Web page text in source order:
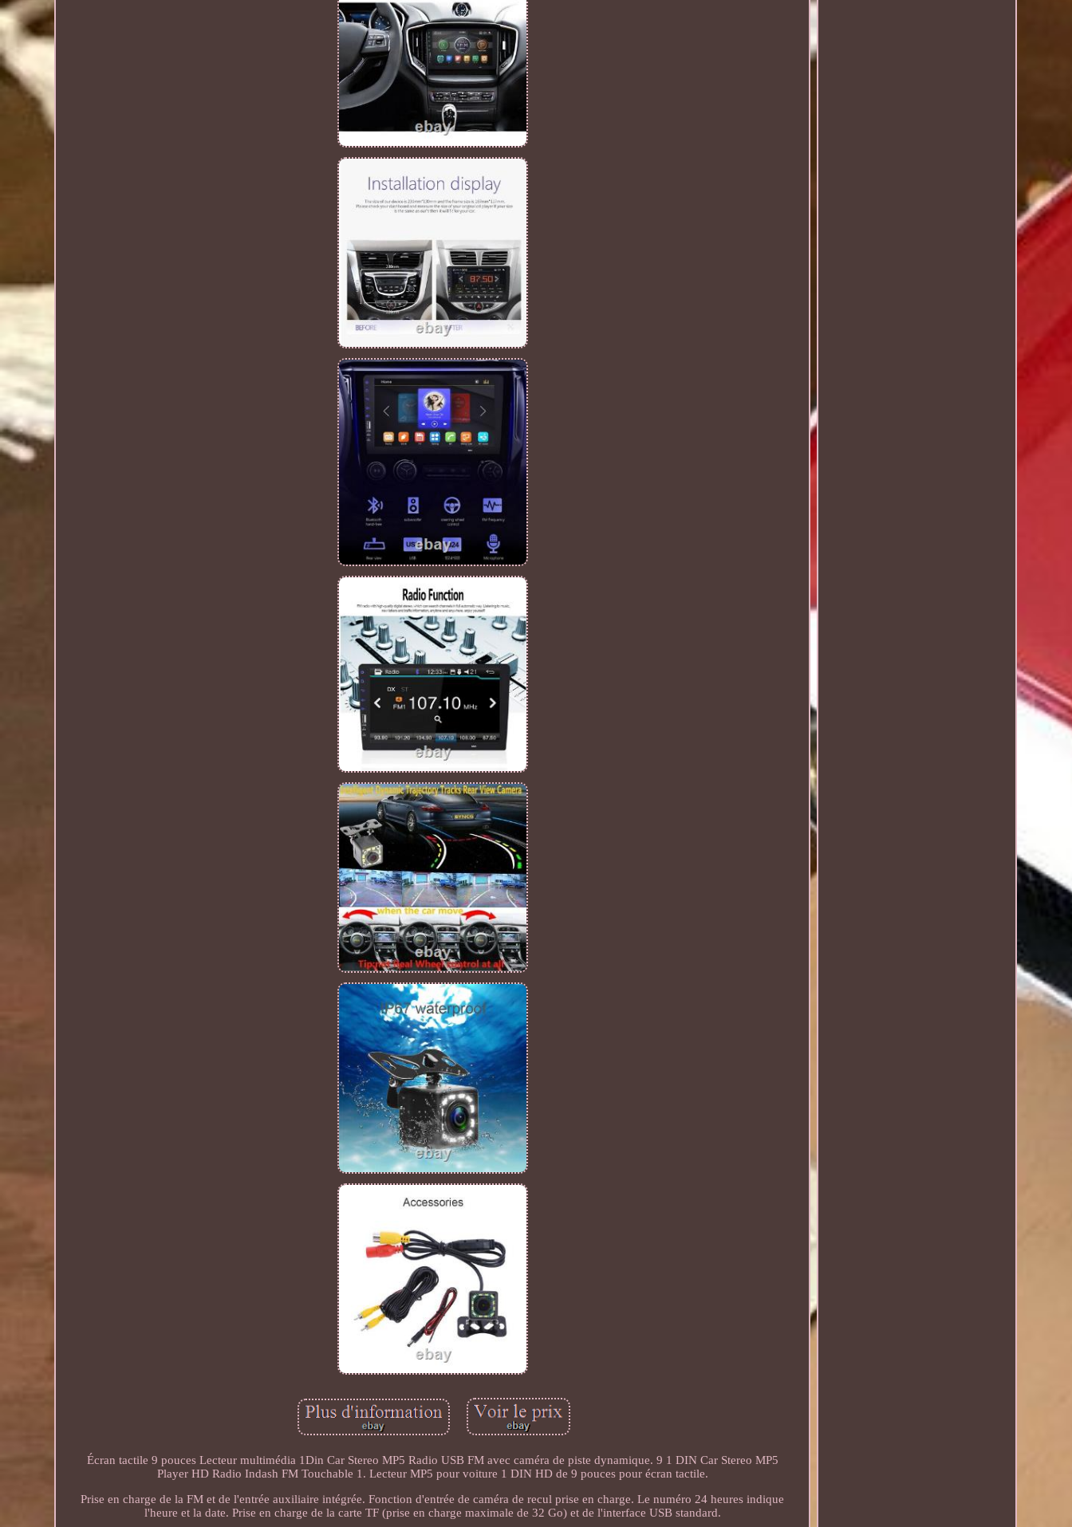
Écran tactile 9 pouces Lecteur multimédia 1Din Car Stereo MP5 Radio USB FM avec caméra de piste dynamique. 9 1 DIN Car Stereo MP5
Player HD Radio Indash FM Touchable 1. Lecteur MP5 pour voiture 1 DIN HD de 9 pouces pour écran tactile.
Prise en charge de la FM et de l'entrée auxiliaire intégrée. Fonction d'entrée de caméra de recul prise en charge. Le numéro 24 heures indique
l'heure et la date. Prise en charge de la carte TF (prise en charge maximale de 32 Go) et de l'interface USB standard.